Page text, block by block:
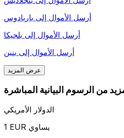
أرسل الأموال إلى باربادوس
أرسل الأموال إلى بلجيكا
أرسل الأموال إلى بنين
عرض المزيد
الدولار الأمريكي
1 EUR يساوي